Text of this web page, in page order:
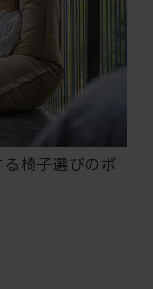
椅子選びのポ